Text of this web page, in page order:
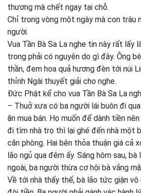
thương mà chết ngay tại chỗ.
Chỉ trong vòng một ngày mà con trâu
người.
Vua Tần Bà Sa La nghe tin này rất lấy
trong phải có nguyên do gì đây. Ông
thần, đem hoa quả hương đèn tới núi
thỉnh Ngài thuyết giải cho nghe.
Đức Phật kể cho vua Tần Bà Sa La
– Thuở xưa có ba người lái buôn đi
ăn mua bán. Họ muốn để dành tiền
đi tìm nhà trọ thì lại ghé đến nhà một
căn phòng. Hai bên thỏa thuận giá cả
lão ngủ qua đêm ấy. Sáng hôm sau,
ngoài, ba người thừa cơ hội bà vắng
Về tới nhà thấy thế, bà lão tức giận